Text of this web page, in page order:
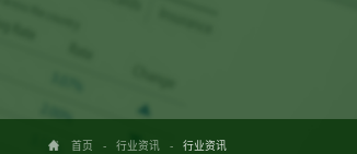
首页 - 行业资讯 - 行业资讯